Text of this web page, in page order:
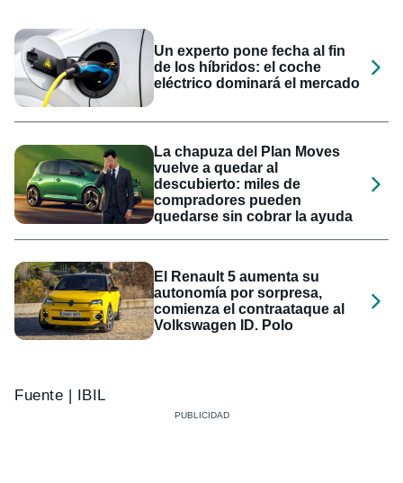
Un experto pone fecha al fin
de los híbridos: el coche
eléctrico dominará el mercado
La chapuza del Plan Moves
vuelve a quedar al
descubierto: miles de
compradores pueden
quedarse sin cobrar la ayuda
El Renault 5 aumenta su
autonomía por sorpresa,
comienza el contraataque al
Volkswagen ID. Polo
Fuente | IBIL